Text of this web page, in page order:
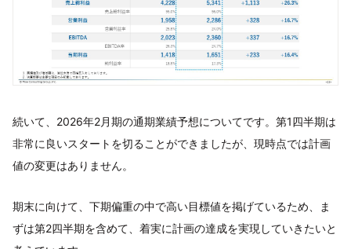
続いて、2026年2月期の通期業績予想についてです。第1四半期は
非常に良いスタートを切ることができましたが、現時点では計画
値の変更はありません。
期末に向けて、下期偏重の中で高い目標値を掲げているため、ま
ずは第2四半期を含めて、着実に計画の達成を実現していきたいと